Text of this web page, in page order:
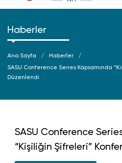
Haberler
Ana Sayfa
Haberler
SASU Conference Series Kapsamında “Kişiliğin Şifreleri” Konferansı
Düzenlendi
SASU Conference
“Kişiliğin Şifreleri”